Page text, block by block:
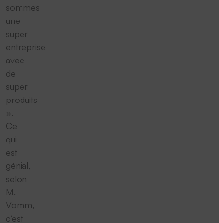
sommes
une
super
entreprise
avec
de
super
produits
».
Ce
qui
est
génial,
selon
M.
Vomm,
c‘est